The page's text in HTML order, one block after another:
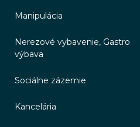
Manipulácia
Nerezové vybavenie, Gastro
výbava
Sociálne zázemie
Kancelária